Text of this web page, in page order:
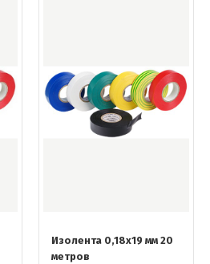
Изолента 0,18х19 мм 20
метров